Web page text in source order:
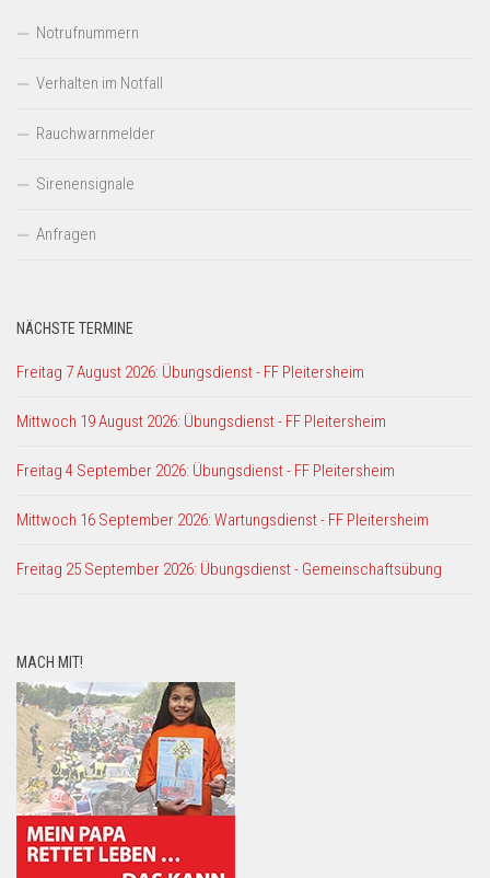
Notrufnummern
Verhalten im Notfall
Rauchwarnmelder
Sirenensignale
Anfragen
NÄCHSTE TERMINE
Freitag 7 August 2026: Übungsdienst - FF Pleitersheim
Mittwoch 19 August 2026: Übungsdienst - FF Pleitersheim
Freitag 4 September 2026: Übungsdienst - FF Pleitersheim
Mittwoch 16 September 2026: Wartungsdienst - FF Pleitersheim
Freitag 25 September 2026: Übungsdienst - Gemeinschaftsübung
MACH MIT!